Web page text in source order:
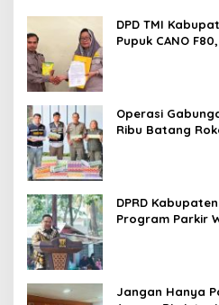
DPD TMI
Pupuk CANO
Operasi
Ribu Batang
DPRD
Program Parkir
Jangan Hanya